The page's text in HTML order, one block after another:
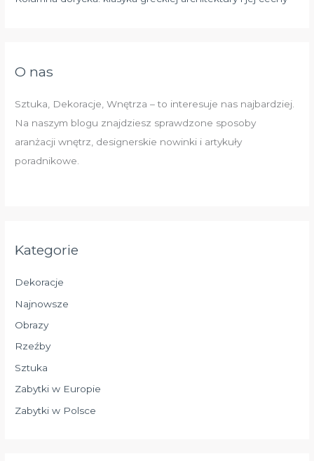
O nas
Sztuka, Dekoracje, Wnętrza – to interesuje nas najbardziej.
Na naszym blogu znajdziesz sprawdzone sposoby
aranżacji wnętrz, designerskie nowinki i artykuły
poradnikowe.
Kategorie
Dekoracje
Najnowsze
Obrazy
Rzeźby
Sztuka
Zabytki w Europie
Zabytki w Polsce